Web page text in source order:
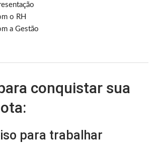
o RH
a Gestão
conquistar sua
para trabalhar